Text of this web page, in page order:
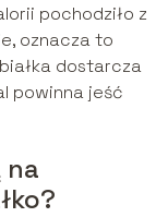
pochodziło z
oznacza to
dostarcza
powinna jeść
na